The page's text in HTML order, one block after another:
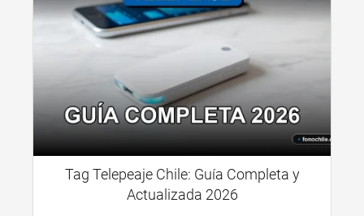
Tag Telepeaje Chile: Guía Completa y
Actualizada 2026